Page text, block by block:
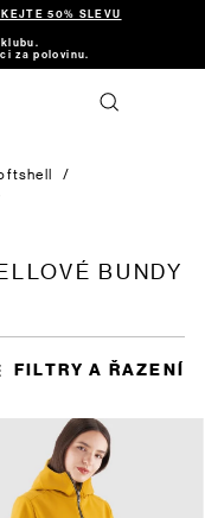
50% SLEVU
za polovinu.
/
BUNDY